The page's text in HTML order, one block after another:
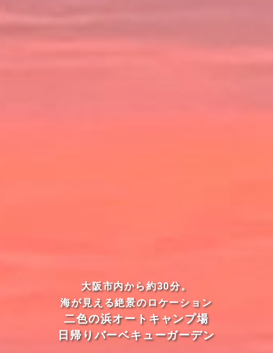
大阪市内から約30分。
海が見える絶景のロケーション
二色の浜オートキャンプ場
日帰りバーベキューガーデン